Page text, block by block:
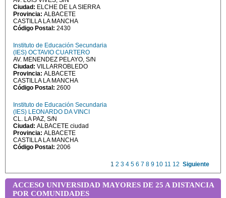
Ciudad: ELCHE DE LA SIERRA
Provincia: ALBACETE
CASTILLA LA MANCHA
Código Postal: 2430
Instituto de Educación Secundaria
(IES) OCTAVIO CUARTERO
AV. MENENDEZ PELAYO, S/N
Ciudad: VILLARROBLEDO
Provincia: ALBACETE
CASTILLA LA MANCHA
Código Postal: 2600
Instituto de Educación Secundaria
(IES) LEONARDO DA VINCI
CL. LA PAZ, S/N
Ciudad: ALBACETE ciudad
Provincia: ALBACETE
CASTILLA LA MANCHA
Código Postal: 2006
12 3 4 5 6 7 8 9 10 11 12 Siguiente
ACCESO UNIVERSIDAD MAYORES DE 25 A DISTANCIA
POR COMUNIDADES